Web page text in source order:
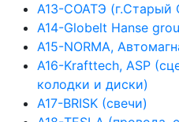
А13-СОАТЭ (г.Старый
А14-Globelt Hanse
А15-NORMA,
А16-Krafttech, ASP
колодки и диски)
А17-BRISK (свечи)